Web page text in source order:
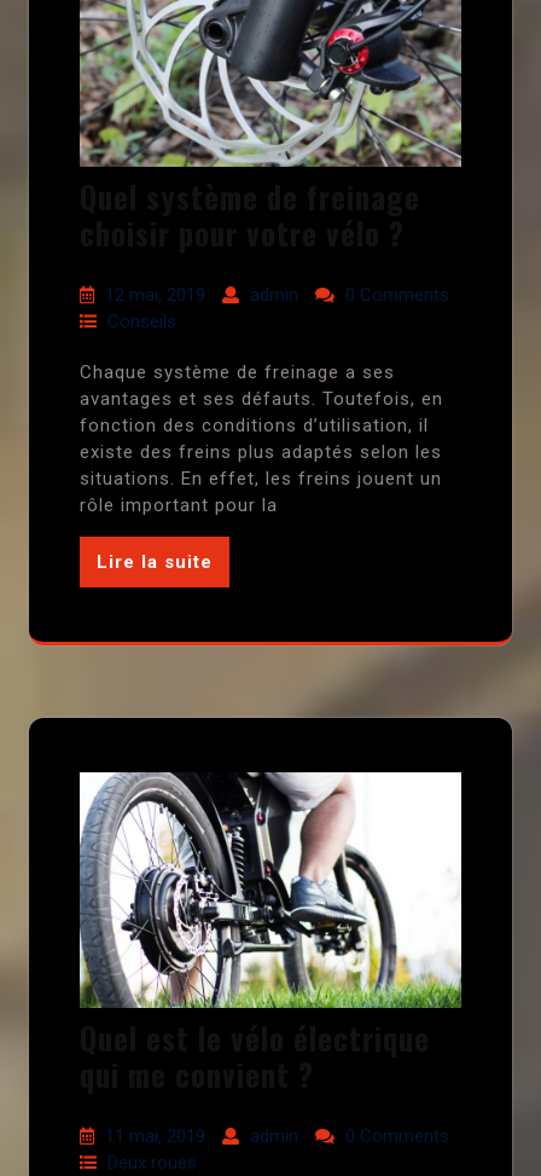
12 mai, 2019 admin
0 Comments
Conseils
Chaque système de freinage a ses
avantages et ses défauts. Toutefois, en
fonction des conditions d’utilisation, il
existe des freins plus adaptés selon les
situations. En effet, les freins jouent un
rôle important pour la
Lire la suite
11 mai, 2019 admin
0 Comments
Deux roues